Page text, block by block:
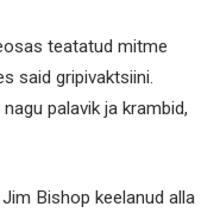
teatatud mitme
said gripivaktsiini.
palavik ja krambid,
Bishop keelanud alla